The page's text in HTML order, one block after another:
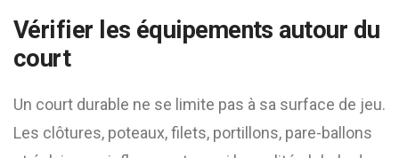
Vérifier les équipements autour du
court
Un court durable ne se limite pas à sa surface de jeu.
Les clôtures, poteaux, filets, portillons, pare-ballons